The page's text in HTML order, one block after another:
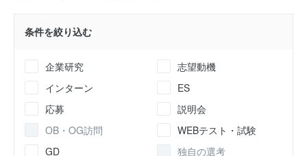
条件を絞り込む
企業研究
志望動機
インターン
ES
応募
説明会
OB・OG訪問
WEBテスト・試験
GD
独自の選考